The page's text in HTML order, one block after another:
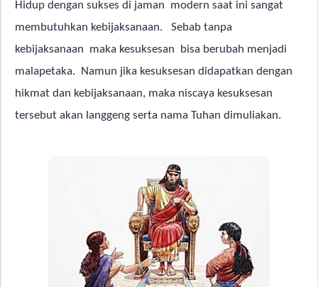
Hidup dengan sukses di jaman modern saat ini sangat
membutuhkan kebijaksanaan.
Sebab tanpa
kebijaksanaan maka kesuksesan
bisa berubah menjadi
malapetaka.
Namun jika kesuksesan didapatkan dengan
hikmat dan kebijaksanaan, maka niscaya kesuksesan
tersebut akan langgeng serta nama Tuhan dimuliakan.